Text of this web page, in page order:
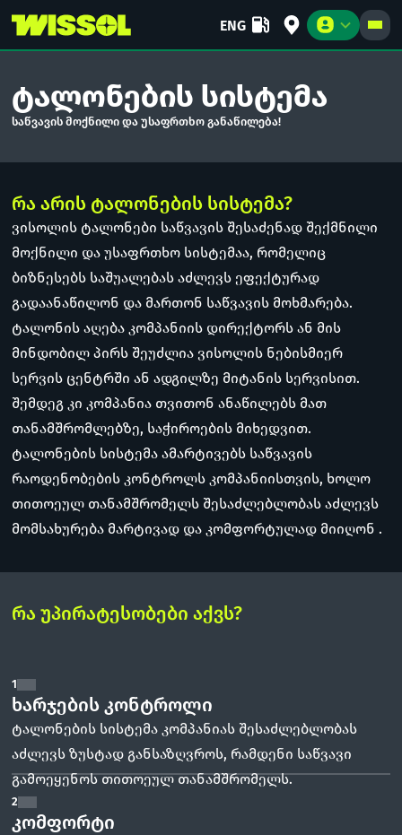
ENG
ტალონების სისტემა
საწვავის მოქნილი და უსაფრთხო განაწილება!
რა არის ტალონების სისტემა?
ვისოლის ტალონები საწვავის შესაძენად შექმნილი
მოქნილი და უსაფრთხო სისტემაა, რომელიც
ბიზნესებს საშუალებას აძლევს ეფექტურად
გადაანაწილონ და მართონ საწვავის მოხმარება.
ტალონის აღება კომპანიის დირექტორს ან მის
მინდობილ პირს შეუძლია ვისოლის ნებისმიერ
სერვის ცენტრში ან ადგილზე მიტანის სერვისით.
შემდეგ კი კომპანია თვითონ ანაწილებს მათ
თანამშრომლებზე, საჭიროების მიხედვით.
ტალონების სისტემა ამარტივებს საწვავის
რაოდენობების კონტროლს კომპანიისთვის, ხოლო
თითოეულ თანამშრომელს შესაძლებლობას აძლევს
მომსახურება მარტივად და კომფორტულად მიიღონ .
რა უპირატესობები აქვს?
1
ხარჯების კონტროლი
ტალონების სისტემა კომპანიას შესაძლებლობას
აძლევს ზუსტად განსაზღვროს, რამდენი საწვავი
გამოეყენოს თითოეულ თანამშრომელს.
2
კომფორტი